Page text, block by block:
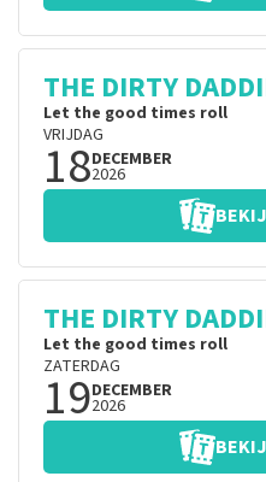
THE DIRTY
Let the good times roll
VRIJDAG
18DECEMBER
2026
THE DIRTY
Let the good times roll
ZATERDAG
19DECEMBER
2026